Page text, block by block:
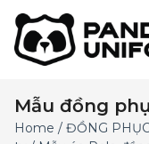
Mẫu đồng
Home / ĐỒNG